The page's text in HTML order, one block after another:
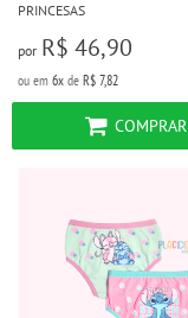
PRINCESAS
por R$ 46,90
ou em 6x de R$ 7,82
COMPRAR